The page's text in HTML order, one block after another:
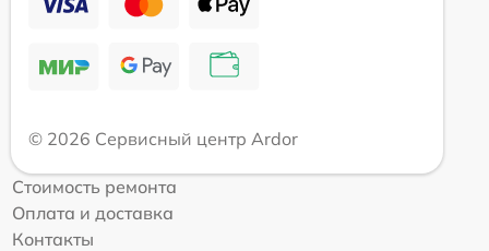
© 2026 Сервисный центр Ardor
Стоимость ремонта
Оплата и доставка
Контакты